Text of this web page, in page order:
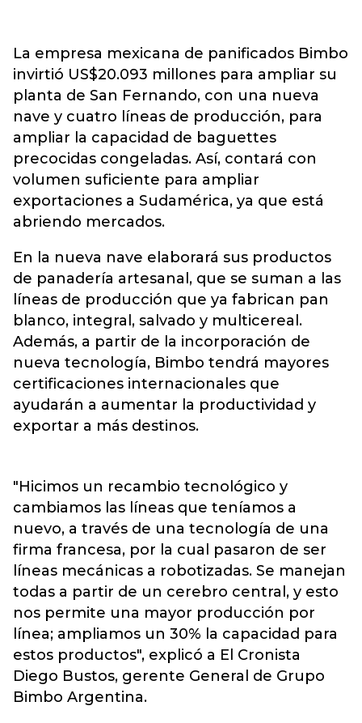
La empresa mexicana de panificados Bimbo
invirtió US$20.093 millones para ampliar su
planta de San Fernando, con una nueva
nave y cuatro líneas de producción, para
ampliar la capacidad de baguettes
precocidas congeladas. Así, contará con
volumen suficiente para ampliar
exportaciones a Sudamérica, ya que está
abriendo mercados.
En la nueva nave elaborará sus productos
de panadería artesanal, que se suman a las
líneas de producción que ya fabrican pan
blanco, integral, salvado y multicereal.
Además, a partir de la incorporación de
nueva tecnología, Bimbo tendrá mayores
certificaciones internacionales que
ayudarán a aumentar la productividad y
exportar a más destinos.
"Hicimos un recambio tecnológico y
cambiamos las líneas que teníamos a
nuevo, a través de una tecnología de una
firma francesa, por la cual pasaron de ser
líneas mecánicas a robotizadas. Se manejan
todas a partir de un cerebro central, y esto
nos permite una mayor producción por
línea; ampliamos un 30% la capacidad para
estos productos", explicó a El Cronista
Diego Bustos, gerente General de Grupo
Bimbo Argentina.